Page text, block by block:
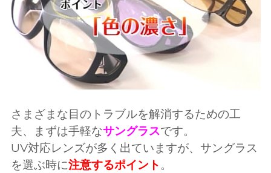
さまざまな目のトラブルを解消するための工
夫、まずは手軽なサングラスです。
UV対応レンズが多く出ていますが、サングラス
を選ぶ時に注意するポイント 。